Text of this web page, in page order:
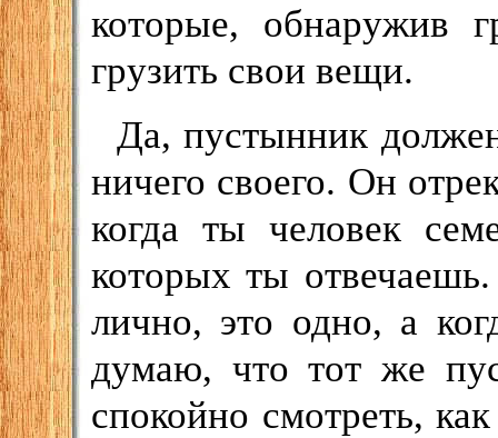
которые, обнаружив
грузить свои вещи.
Да, пустынник
ничего своего. Он
когда ты человек
которых ты
лично, это одно, а
думаю, что тот же
спокойно смотреть,